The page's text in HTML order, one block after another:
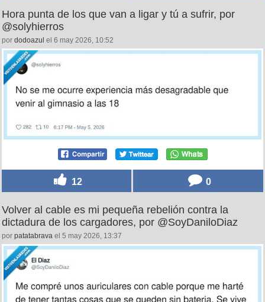
Hora punta de los que van a ligar y tú a sufrir, por
@solyhierros
por dodoazul el 6 may 2026, 10:52
12 0
Volver al cable es mi pequeña rebelión contra la
dictadura de los cargadores, por @SoyDaniloDiaz
por patatabrava el 5 may 2026, 13:37